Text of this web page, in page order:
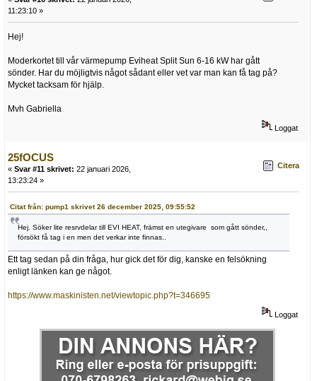
11:23:10 »
Hej!
Moderkortet till vår värmepump Eviheat Split Sun 6-16 kW har gått
sönder. Har du möjligtvis något sådant eller vet var man kan få tag på?
Mycket tacksam för hjälp.
Mvh Gabriella
Loggat
25fOCUS
« Svar #11 skrivet: 22 januari 2026,
13:23:24 »
Citera
Citat från: pump1 skrivet 26 december 2025, 09:55:52
Hej. Söker lite resrvdelar till EVI HEAT, främst en utegivare som gått sönder,,
försökt få tag i en men det verkar inte finnas..
Ett tag sedan på din fråga, hur gick det för dig, kanske en felsökning
enligt länken kan ge något.
https://www.maskinisten.net/viewtopic.php?t=346695
Loggat